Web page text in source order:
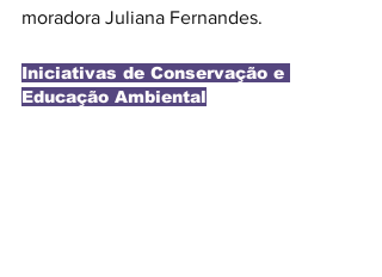
moradora Juliana Fernandes.
Iniciativas de Conservação e
Educação Ambiental